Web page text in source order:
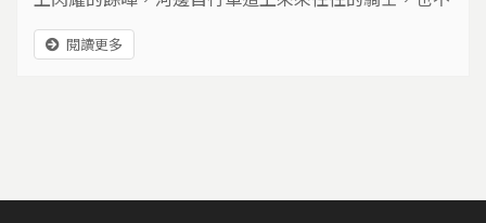
禁放慢車速，駐足賞景。對附近市民來說，這裡是欣賞
觀音山落日最方便的景點。
閱讀更多